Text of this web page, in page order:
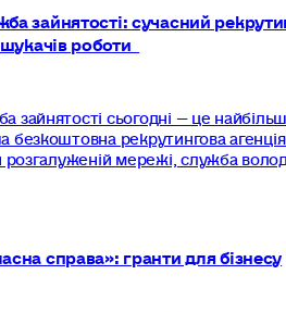
зайнятості: сучасний
роботи
зайнятості сьогодні — це
безкоштовна рекрутингова
розгалуженій мережі, служба
справа»: гранти для бізнесу